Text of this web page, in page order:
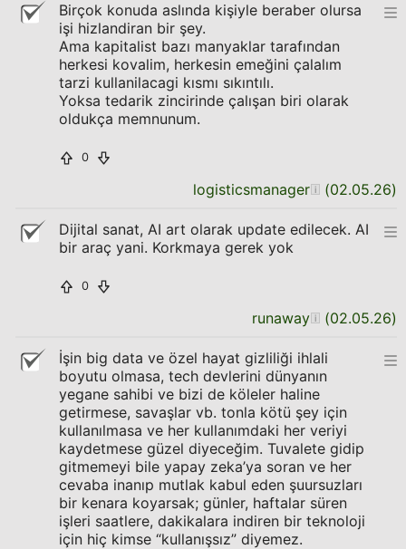
Birçok konuda aslında kişiyle beraber olursa
işi hizlandiran bir şey.
Ama kapitalist bazı manyaklar tarafından
herkesi kovalim, herkesin emeğini çalalım
tarzi kullanilacagi kısmı sıkıntılı.
Yoksa tedarik zincirinde çalışan biri olarak
oldukça memnunum.
0
logisticsmanager (02.05.26)
Dijital sanat, AI art olarak update edilecek. AI
bir araç yani. Korkmaya gerek yok
0
runaway (02.05.26)
İşin big data ve özel hayat gizliliği ihlali
boyutu olmasa, tech devlerini dünyanın
yegane sahibi ve bizi de köleler haline
getirmese, savaşlar vb. tonla kötü şey için
kullanılmasa ve her kullanımdaki her veriyi
kaydetmese güzel diyeceğim. Tuvalete gidip
gitmemeyi bile yapay zeka’ya soran ve her
cevaba inanıp mutlak kabul eden şuursuzları
bir kenara koyarsak; günler, haftalar süren
işleri saatlere, dakikalara indiren bir teknoloji
için hiç kimse “kullanışsız” diyemez.